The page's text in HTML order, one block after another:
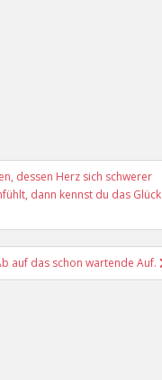
dessen Herz sich schwerer
dann kennst du das Glück
auf das schon wartende Auf.